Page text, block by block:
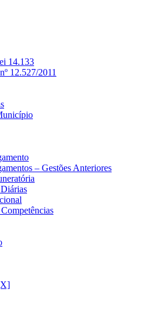
14.133
12.527/2011
– Gestões Anteriores